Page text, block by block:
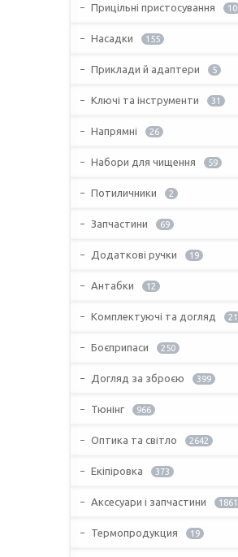
Прицільні пристосування 10
Насадки 155
Приклади й адаптери 5
Ключі та інструменти 31
Напрямні 26
Набори для чищення 59
Потиличники 2
Запчастини 69
Додаткові ручки 19
Антабки 12
Комплектуючі та догляд 21
Боєприпаси 250
Догляд за зброєю 399
Тюнінг 966
Оптика та світло 2642
Екіпіровка 373
Аксесуари і запчастини 1861
Термопродукция 19